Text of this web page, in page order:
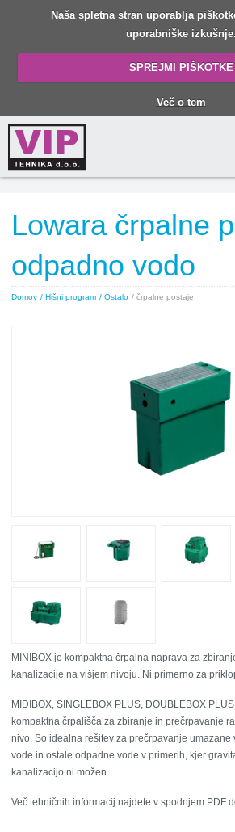
Naša spletna stran uporablja
uporabniške izkušnje.
SPREJMI PIŠKOTKE
Več o tem
Lowara črpalne
odpadno vodo
Domov / Hišni program / Ostalo / črpalne postaje
MINIBOX je kompaktna črpalna naprava za
kanalizacije na višjem nivoju. Ni primerno za
MIDIBOX, SINGLEBOX PLUS, DOUBLEBOX
kompaktna črpališča za zbiranje in prečrpavanje
nivo. So idealna rešitev za prečrpavanje umazane
vode in osta le odpadne vode v primerih, kjer
kanalizacijo ni možen.
Več tehničnih informacij najdete v spodnjem PDF